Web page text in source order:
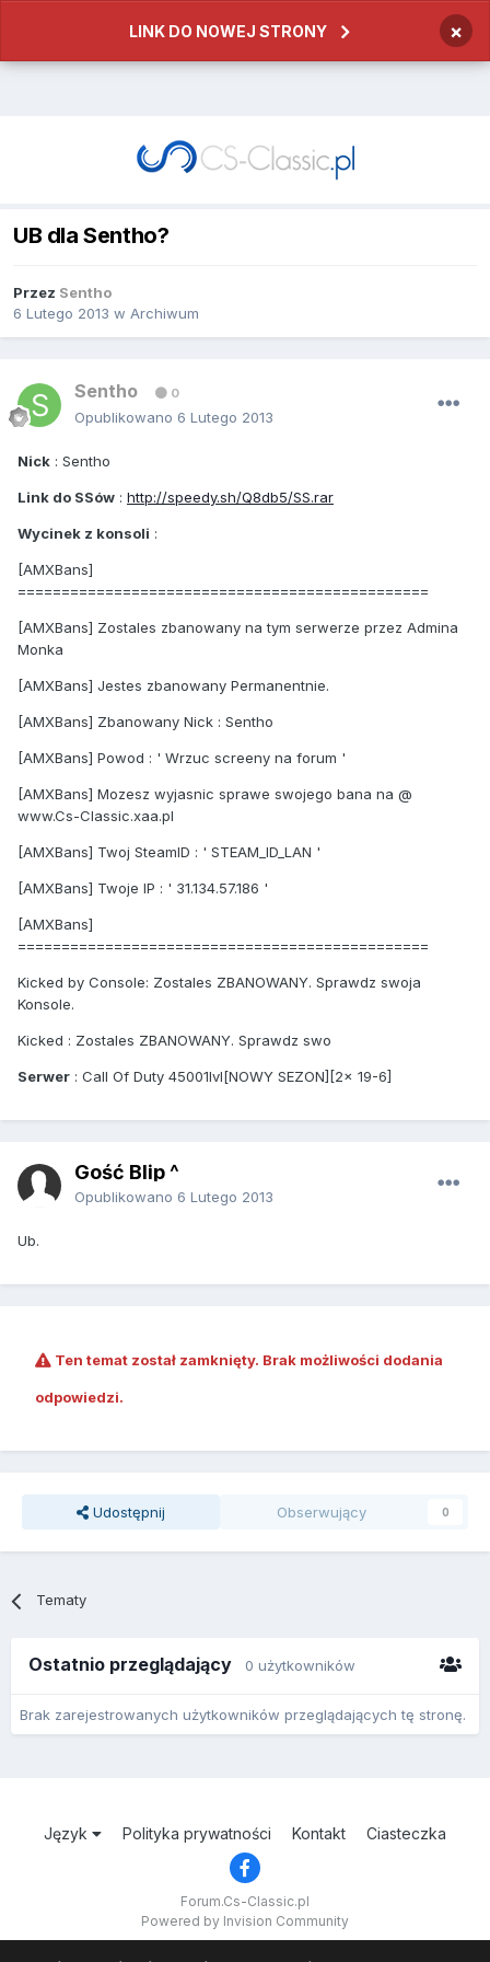
LINK DO NOWEJ STRONY ×
UB dla Sentho?
Przez Sentho
6 Lutego 2013 w Archiwum
Sentho 0
Opublikowano 6 Lutego 2013
Nick : Sentho
Link do SSów : http://speedy.sh/Q8db5/SS.rar
Wycinek z konsoli :
[AMXBans]
===============================================
[AMXBans] Zostales zbanowany na tym serwerze przez Admina
Monka
[AMXBans] Jestes zbanowany Permanentnie.
[AMXBans] Zbanowany Nick : Sentho
[AMXBans] Powod : ' Wrzuc screeny na forum '
[AMXBans] Mozesz wyjasnic sprawe swojego bana na @
www.Cs-Classic.xaa.pl
[AMXBans] Twoj SteamID : ' STEAM_ID_LAN '
[AMXBans] Twoje IP : ' 31.134.57.186 '
[AMXBans]
===============================================
Kicked by Console: Zostales ZBANOWANY. Sprawdz swoja
Konsole.
Kicked : Zostales ZBANOWANY. Sprawdz swo
Serwer : Call Of Duty 45001lvl[NOWY SEZON][2x 19-6]
Gość Blip ^
Opublikowano 6 Lutego 2013
Ub.
Ten temat został zamknięty. Brak możliwości dodania
odpowiedzi.
Udostępnij Obserwujący 0
Tematy
Ostatnio przeglądający 0 użytkowników
Brak zarejestrowanych użytkowników przeglądających tę stronę.
Język Polityka prywatności Kontakt Ciasteczka
Forum.Cs-Classic.pl
Powered by Invision Community